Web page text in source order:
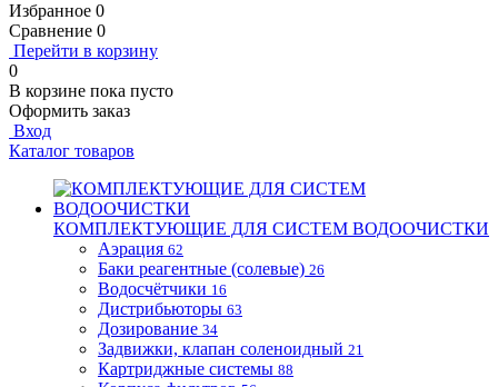
Избранное 0
Сравнение 0
Перейти в корзину
0
В корзине пока пусто
Оформить заказ
Вход
Каталог товаров
КОМПЛЕКТУЮЩИЕ ДЛЯ СИСТЕМ ВОДООЧИСТКИ
Аэрация 62
Баки реагентные (солевые) 26
Водосчётчики 16
Дистрибьюторы 63
Дозирование 34
Задвижки, клапан соленоидный 21
Картриджные системы 88